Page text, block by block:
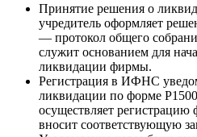
Принятие решения о
учредитель оформляет
— протокол общего
служит основанием для
ликвидации фирмы.
Регистрация в ИФНС
ликвидации по форме
осуществляет регистрацию
вносит соответствующую